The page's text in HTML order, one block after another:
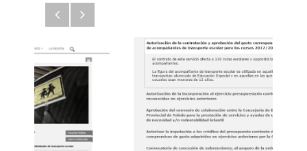
AnteriorSiguiente